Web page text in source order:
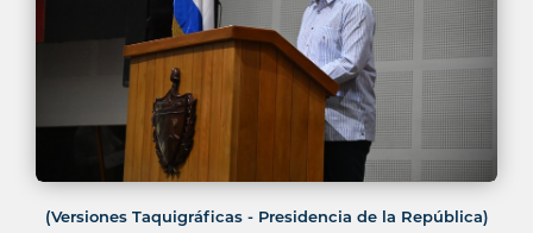
(Versiones Taquigráficas - Presidencia de la República)